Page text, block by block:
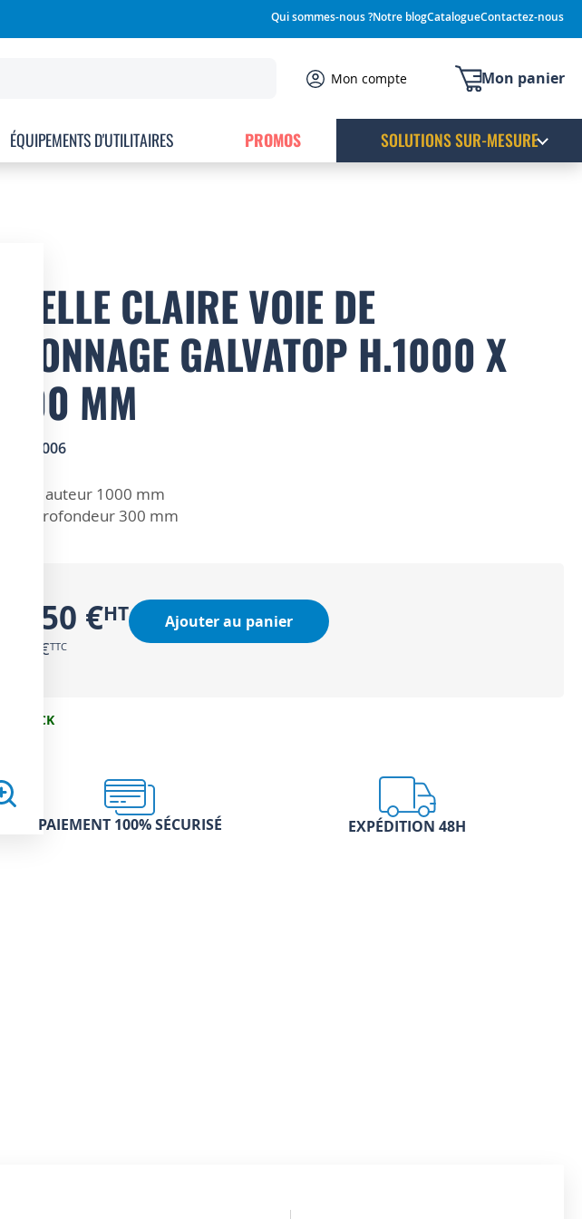
Qui sommes-nous ?Notre blogCatalogueContactez-nous
Mon panier
Mon compte
ÉQUIPEMENTS D'UTILITAIRES PROMOS SOLUTIONS SUR-MESURE
ECHELLE CLAIRE VOIE DE
RAYONNAGE GALVATOP H.1000 X
P.300 MM
1602006
Hauteur 1000 mm
Profondeur 300 mm
26,50 €
31,80 €
Ajouter au panier
EN STOCK
PAIEMENT 100% SÉCURISÉ EXPÉDITION 48H